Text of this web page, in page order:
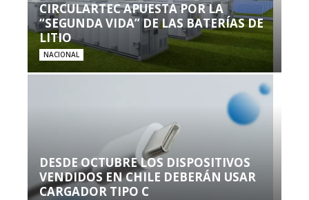
CIRCULARTEC APUESTA POR LA
“SEGUNDA VIDA” DE LAS BATERÍAS DE
LITIO
NACIONAL
DESDE OCTUBRE LOS DISPOSITIVOS
VENDIDOS EN CHILE DEBERÁN USAR
CARGADOR TIPO C